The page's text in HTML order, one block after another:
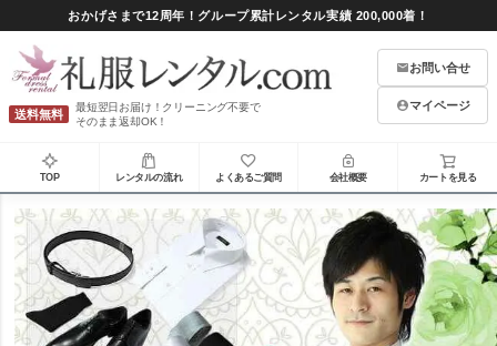
おかげさまで12周年！グループ累計レンタル実績 200,000着！
送料無料
最短翌日お届け！クリーニング不要で
そのまま返却OK！
お問い合せ
マイページ
TOP レンタルの流れ よくあるご質問 会社概要 カートを見る